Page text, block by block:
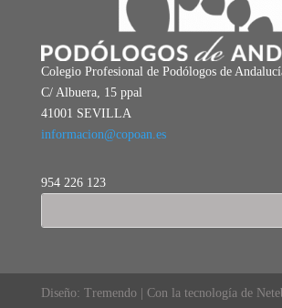
Colegio Profesional de Podólogos de
C/ Albuera, 15 ppal
41001 SEVILLA
informacion@copoan.es
954 226 123
Diseño: Tremendo | Con la tecnología de